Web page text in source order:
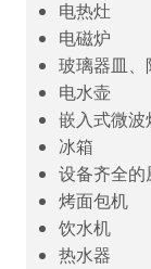
电热灶
电磁炉
玻璃器皿
电水壶
嵌入式微波
冰箱
设备齐全的
烤面包机
饮水机
热水器